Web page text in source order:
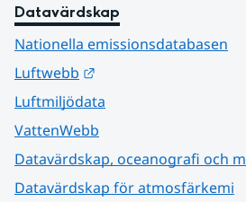
Datavärdskap
Nationella emissionsdatabasen
Luftwebb
Luftmiljödata
VattenWebb
Datavärdskap, oceanografi och
Datavärdskap för atmosfärkemi